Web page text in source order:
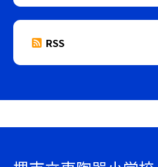
RSS